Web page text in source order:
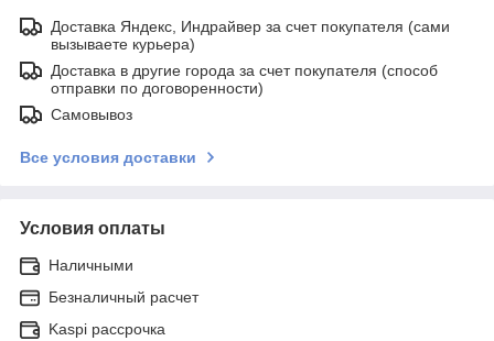
Доставка Яндекс, Индрайвер за счет покупателя (сами
вызываете курьера)
Доставка в другие города за счет покупателя (способ
отправки по договоренности)
Самовывоз
Все условия доставки
Условия оплаты
Наличными
Безналичный расчет
Kaspi рассрочка